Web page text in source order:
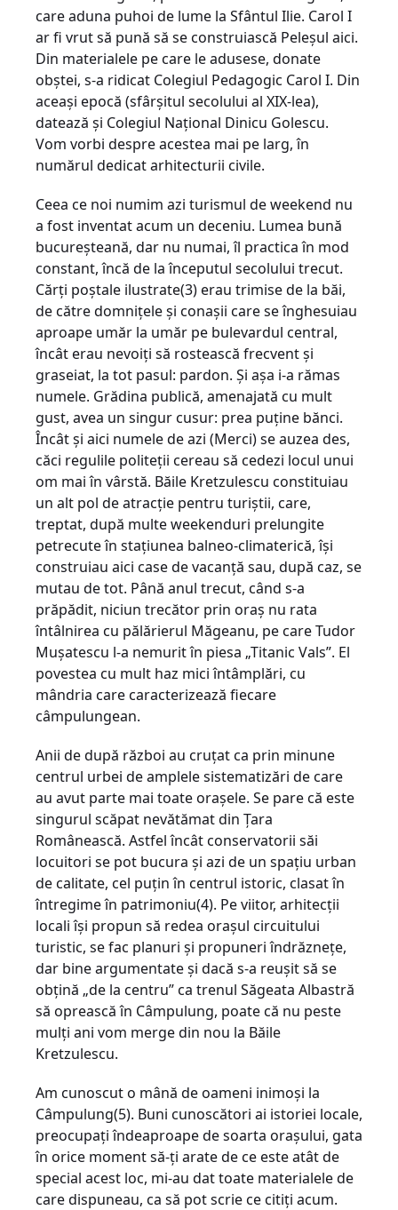
care aduna puhoi de lume la Sfântul Ilie. Carol I
ar fi vrut să pună să se construiască Peleşul aici.
Din materialele pe care le adusese, donate
obştei, s-a ridicat Colegiul Pedagogic Carol I. Din
aceaşi epocă (sfârşitul secolului al XIX-lea),
datează şi Colegiul Naţional Dinicu Golescu.
Vom vorbi despre acestea mai pe larg, în
numărul dedicat arhitecturii civile.
Ceea ce noi numim azi turismul de weekend nu
a fost inventat acum un deceniu. Lumea bună
bucureşteană, dar nu numai, îl practica în mod
constant, încă de la începutul secolului trecut.
Cărţi poştale ilustrate(3) erau trimise de la băi,
de către domniţele şi conaşii care se înghesuiau
aproape umăr la umăr pe bulevardul central,
încât erau nevoiţi să rostească frecvent şi
graseiat, la tot pasul: pardon. Şi aşa i-a rămas
numele. Grădina publică, amenajată cu mult
gust, avea un singur cusur: prea puţine bănci.
Încât şi aici numele de azi (Merci) se auzea des,
căci regulile politeţii cereau să cedezi locul unui
om mai în vârstă. Băile Kretzulescu constituiau
un alt pol de atracţie pentru turiştii, care,
treptat, după multe weekenduri prelungite
petrecute în staţiunea balneo-climaterică, îşi
construiau aici case de vacanţă sau, după caz, se
mutau de tot. Până anul trecut, când s-a
prăpădit, niciun trecător prin oraş nu rata
întâlnirea cu pălărierul Măgeanu, pe care Tudor
Muşatescu l-a nemurit în piesa „Titanic Vals”. El
povestea cu mult haz mici întâmplări, cu
mândria care caracterizează fiecare
câmpulungean.
Anii de după război au cruţat ca prin minune
centrul urbei de amplele sistematizări de care
au avut parte mai toate oraşele. Se pare că este
singurul scăpat nevătămat din Ţara
Românească. Astfel încât conservatorii săi
locuitori se pot bucura şi azi de un spaţiu urban
de calitate, cel puţin în centrul istoric, clasat în
întregime în patrimoniu(4). Pe viitor, arhitecţii
locali îşi propun să redea oraşul circuitului
turistic, se fac planuri şi propuneri îndrăzneţe,
dar bine argumentate şi dacă s-a reuşit să se
obţină „de la centru” ca trenul Săgeata Albastră
să oprească în Câmpulung, poate că nu peste
mulţi ani vom merge din nou la Băile
Kretzulescu.
Am cunoscut o mână de oameni inimoşi la
Câmpulung(5). Buni cunoscători ai istoriei locale,
preocupaţi îndeaproape de soarta oraşului, gata
în orice moment să-ţi arate de ce este atât de
special acest loc, mi-au dat toate materialele de
care dispuneau, ca să pot scrie ce citiţi acum.